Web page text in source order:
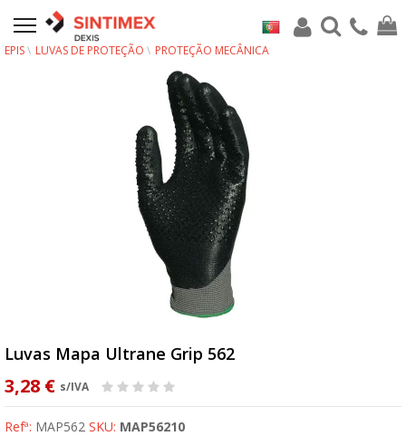
EPIS LUVAS DE PROTEÇÃO PROTEÇÃO MECÂNICA
Luvas Mapa Ultrane Grip 562
3,28 € s/IVA
Refª: MAP562 SKU: MAP56210